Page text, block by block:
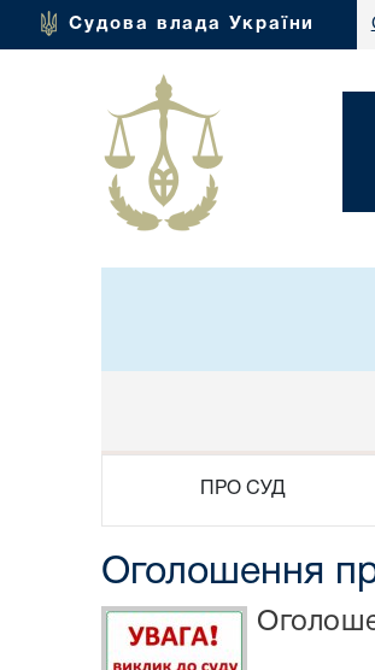
Судова влада України
ПРО СУД
Оголошення